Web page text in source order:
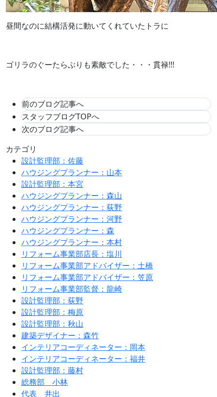
昼間なのに結構活発に動いてくれていたトラに
ゴリラのぐーたらぶりも素敵でした・・・貫禄!!!
前のブログ記事へ
スタッフブログTOPへ
次のブログ記事へ
カテゴリ
設計監理部：佐藤
ハウジングプランナー：山本
設計監理部：本宮
ハウジングプランナー：森山
ハウジングプランナー：荻野
ハウジングプランナー：河野
ハウジングプランナー：森
ハウジングプランナー：本村
リフォーム事業部店長：塩川
リフォーム事業部アドバイザー：土橋
リフォーム事業部アドバイザー：笠原
リフォーム事業部監督：龍崎
設計監理部：荻野
設計監理部：梅原
設計監理部：秋山
建築デザイナー：森竹
インテリアコーディネーター：岡本
インテリアコーディネーター：福井
設計監理部：藤村
総務部 小林
代表 井出